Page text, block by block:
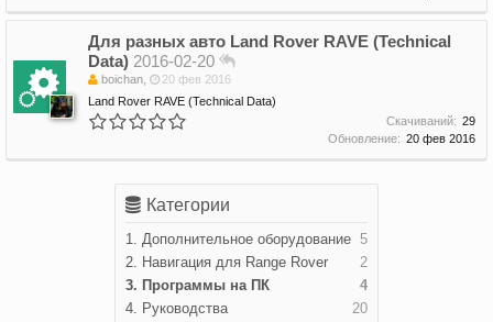
Категории
1. Дополнительное оборудование 5
2. Навигация для Range Rover
2
3. Программы на ПК
4
4. Руководства
20
Для разных авто Land Rover RAVE (Technical
Data) 2016-02-20
boichan
20 фев 2016
Land Rover RAVE (Technical Data)
Скачиваний: 29
Обновление: 20 фев 2016